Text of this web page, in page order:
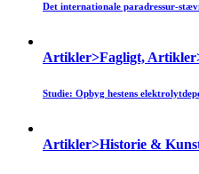
Det internationale paradressur-
Artikler>Fagligt,
Studie: Opbyg hestens
Artikler>Historie &